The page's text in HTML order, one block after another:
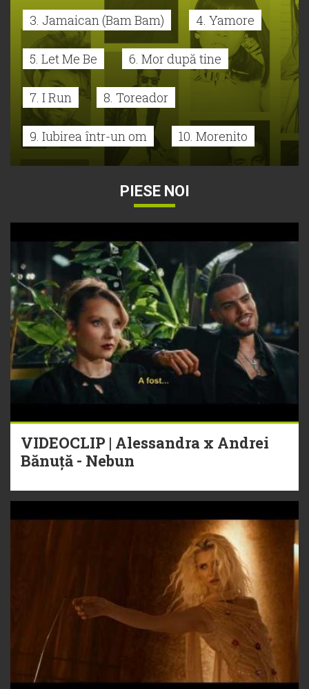
3. Jamaican (Bam Bam) 4. Yamore
5. Let Me Be 6. Mor după tine
7. I Run 8. Toreador
9. Iubirea într-un om 10. Morenito
PIESE NOI
VIDEOCLIP | Alessandra x Andrei
Bănuță - Nebun